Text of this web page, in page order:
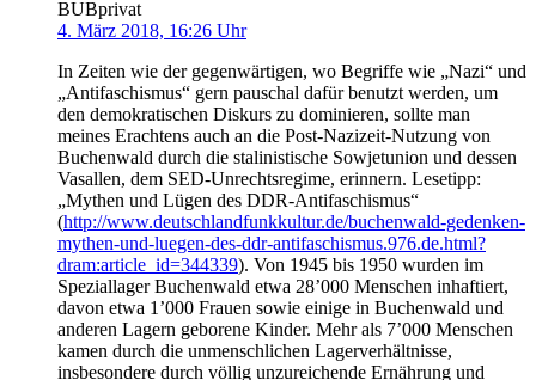
BUBprivat
4. März 2018, 16:26 Uhr
In Zeiten wie der gegenwärtigen, wo Begriffe wie „Nazi“ und
„Antifaschismus“ gern pauschal dafür benutzt werden, um
den demokratischen Diskurs zu dominieren, sollte man
meines Erachtens auch an die Post-Nazizeit-Nutzung von
Buchenwald durch die stalinistische Sowjetunion und dessen
Vasallen, dem SED-Unrechtsregime, erinnern. Lesetipp:
„Mythen und Lügen des DDR-Antifaschismus“
(http://www.deutschlandfunkkultur.de/buchenwald-gedenken-
mythen-und-luegen-des-ddr-antifaschismus.976.de.html?
dram:article_id=344339). Von 1945 bis 1950 wurden im
Speziallager Buchenwald etwa 28’000 Menschen inhaftiert,
davon etwa 1’000 Frauen sowie einige in Buchenwald und
anderen Lagern geborene Kinder. Mehr als 7’000 Menschen
kamen durch die unmenschlichen Lagerverhältnisse,
insbesondere durch völlig unzureichende Ernährung und